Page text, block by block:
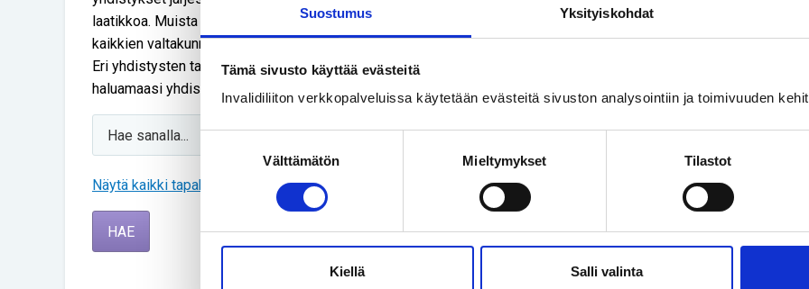
Suostumus Yksityiskohdat
Tämä sivusto käyttää evästeitä
Invalidiliiton verkkopalveluissa käytetään evästeitä sivuston analysointiin ja toimivuuden
Välttämätön Mieltymykset Tilastot
Kiellä Salli valinta
laatikkoa. Muista tämän jälkeen klikata Hae -painiketta. Vaihtoehtoisesti voit tarkastella
kaikkien valtakunnallisten yhdistysten tietoja klikkaamalla Näytä kaikki tapahtumat -linkkiä.
Eri yhdistysten tarkempaa tapahtumalistausta pääset tarkastelemaan klikkaamalla
haluamaasi yhdistystä.
Näytä kaikki tapahtumat
HAE
Perhe